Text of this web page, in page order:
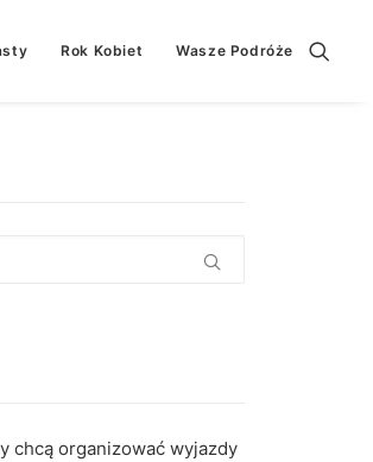
Rok Kobiet Wasze Podróże
chcą organizować wyjazdy